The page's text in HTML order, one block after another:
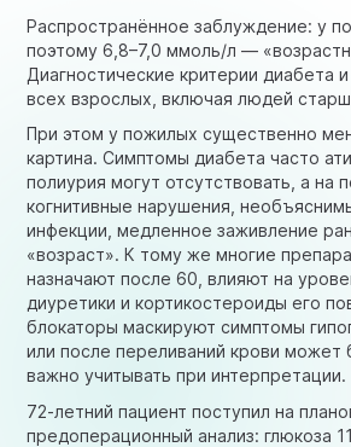
Распространённое заблуждение: у
поэтому 6,8–7,0 ммоль/л —
Диагностические критерии диабета
всех взрослых, включая людей
При этом у пожилых существенно
картина. Симптомы диабета часто
полиурия могут отсутствовать, а на
когнитивные нарушения,
инфекции, медленное заживление
«возраст». К тому же многие
назначают после 60, влияют на
диуретики и кортикостероиды его
блокаторы маскируют симптомы
или после переливаний крови
важно учитывать при интерпретации.
72-летний пациент поступил на
предоперационный анализ: глюкоза